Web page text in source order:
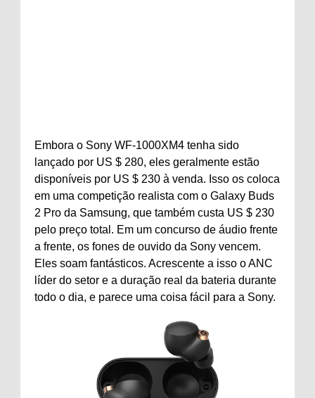
Embora o Sony WF-1000XM4 tenha sido
lançado por US $ 280, eles geralmente estão
disponíveis por US $ 230 à venda. Isso os coloca
em uma competição realista com o Galaxy Buds
2 Pro da Samsung, que também custa US $ 230
pelo preço total. Em um concurso de áudio frente
a frente, os fones de ouvido da Sony vencem.
Eles soam fantásticos. Acrescente a isso o ANC
líder do setor e a duração real da bateria durante
todo o dia, e parece uma coisa fácil para a Sony.